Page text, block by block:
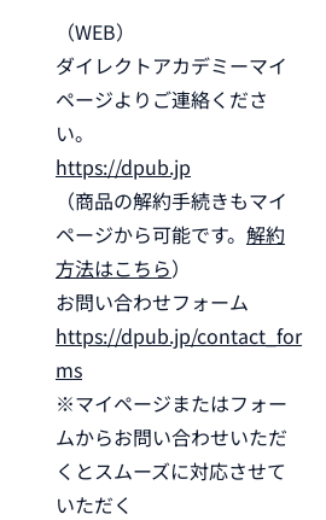
（WEB）
ダイレクトアカデミーマイ
ページよりご連絡くださ
い。
https://dpub.jp
（商品の解約手続きもマイ
ページから可能です。 解約
方法はこちら）
お問い合わせフォーム
https://dpub.jp/contact_for
ms
※マイページまたはフォー
ムからお問い合わせいただ
くとスムーズに対応させて
いただく